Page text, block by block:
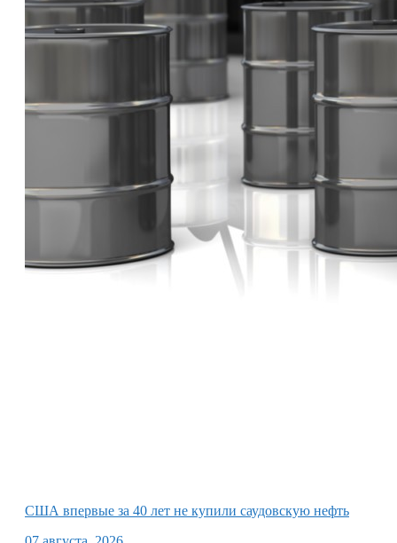
США впервые за 40 лет не купили саудовскую нефть